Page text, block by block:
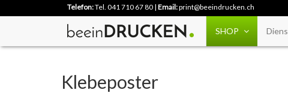
Telefon:Tel. 041 710 67 80 | Email:print@beeindrucken.ch
SHOP
Klebeposter